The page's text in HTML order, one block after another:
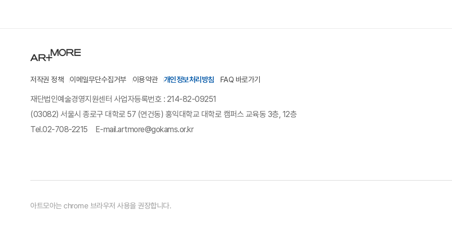
저작권 정책 이메일무단수집거부 이용약관 개인정보처리방침 FAQ 바로가기
재단법인예술경영지원센터 사업자등록번호 : 214-82-09251
(03082) 서울시 종로구 대학로 57 (연건동) 홍익대학교 대학로 캠퍼스 교육동 3층, 12층
Tel.02-708-2215 E-mail.artmore@gokams.or.kr
아트모아는 chrome 브라우저 사용을 권장합니다.